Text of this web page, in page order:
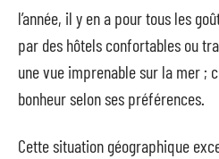
l’année, il y en a pour tous les
par des hôtels confortables ou
une vue imprenable sur la mer ;
bonheur selon ses préférences.
Cette situation géographique